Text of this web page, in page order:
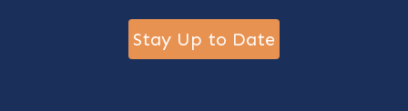
Stay Up to Date